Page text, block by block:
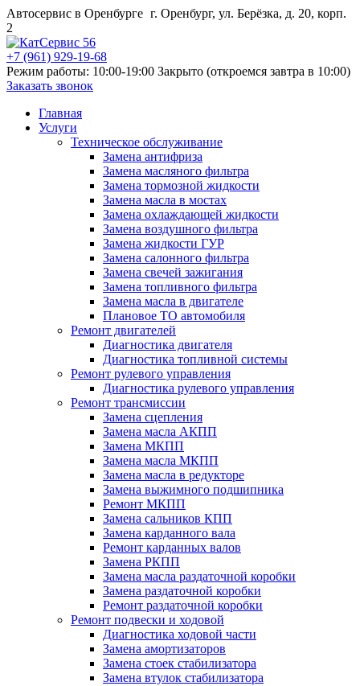
Автосервис в Оренбурге г. Оренбург, ул. Берёзка, д. 20, корп.
2
+7 (961) 929-19-68
Режим работы: 10:00-19:00 Закрыто (откроемся завтра в 10:00)
Заказать звонок
Главная
Услуги
Техническое обслуживание
Замена антифриза
Замена масляного фильтра
Замена тормозной жидкости
Замена масла в мостах
Замена охлаждающей жидкости
Замена воздушного фильтра
Замена жидкости ГУР
Замена салонного фильтра
Замена свечей зажигания
Замена топливного фильтра
Замена масла в двигателе
Плановое ТО автомобиля
Ремонт двигателей
Диагностика двигателя
Диагностика топливной системы
Ремонт рулевого управления
Диагностика рулевого управления
Ремонт трансмиссии
Замена сцепления
Замена масла АКПП
Замена МКПП
Замена масла МКПП
Замена масла в редукторе
Замена выжимного подшипника
Ремонт МКПП
Замена сальников КПП
Замена карданного вала
Ремонт карданных валов
Замена РКПП
Замена масла раздаточной коробки
Замена раздаточной коробки
Ремонт раздаточной коробки
Ремонт подвески и ходовой
Диагностика ходовой части
Замена амортизаторов
Замена стоек стабилизатора
Замена втулок стабилизатора